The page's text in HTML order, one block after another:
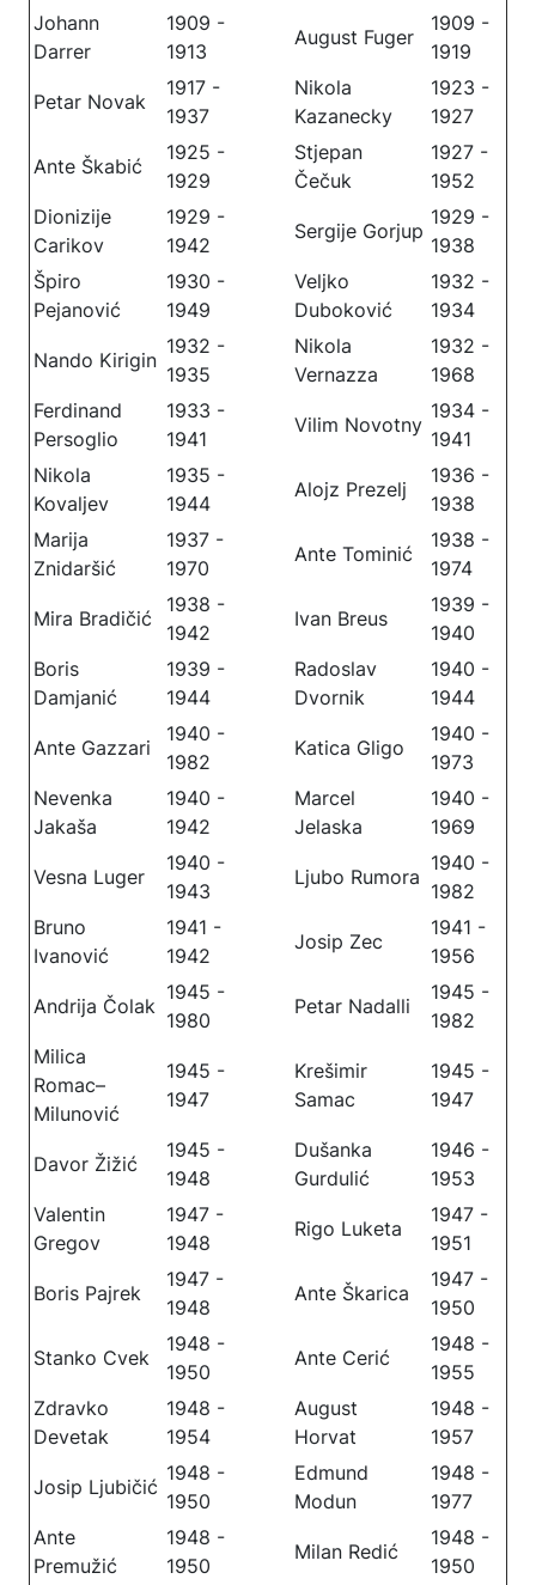
Johann
Darrer
1909 -
1913
August Fuger
1909 -
1919
Petar Novak
1917 -
1937
Nikola
Kazanecky
1923 -
1927
Ante Škabić
1925 -
1929
Stjepan
Čečuk
1927 -
1952
Dionizije
Carikov
1929 -
1942
Sergije Gorjup
1929 -
1938
Špiro
Pejanović
1930 -
1949
Veljko
Duboković
1932 -
1934
Nando Kirigin
1932 -
1935
Nikola
Vernazza
1932 -
1968
Ferdinand
Persoglio
1933 -
1941
Vilim Novotny
1934 -
1941
Nikola
Kovaljev
1935 -
1944
Alojz Prezelj
1936 -
1938
Marija
Znidaršić
1937 -
1970
Ante Tominić
1938 -
1974
Mira Bradičić
1938 -
1942
Ivan Breus
1939 -
1940
Boris
Damjanić
1939 -
1944
Radoslav
Dvornik
1940 -
1944
Ante Gazzari
1940 -
1982
Katica Gligo
1940 -
1973
Nevenka
Jakaša
1940 -
1942
Marcel
Jelaska
1940 -
1969
Vesna Luger
1940 -
1943
Ljubo Rumora
1940 -
1982
Bruno
Ivanović
1941 -
1942
Josip Zec
1941 -
1956
Andrija Čolak
1945 -
1980
Petar Nadalli
1945 -
1982
Milica
Romac–
Milunović
1945 -
1947
Krešimir
Samac
1945 -
1947
Davor Žižić
1945 -
1948
Dušanka
Gurdulić
1946 -
1953
Valentin
Gregov
1947 -
1948
Rigo Luketa
1947 -
1951
Boris Pajrek
1947 -
1948
Ante Škarica
1947 -
1950
Stanko Cvek
1948 -
1950
Ante Cerić
1948 -
1955
Zdravko
Devetak
1948 -
1954
August
Horvat
1948 -
1957
Josip Ljubičić
1948 -
1950
Edmund
Modun
1948 -
1977
Ante
Premužić
1948 -
1950
Milan Redić
1948 -
1950